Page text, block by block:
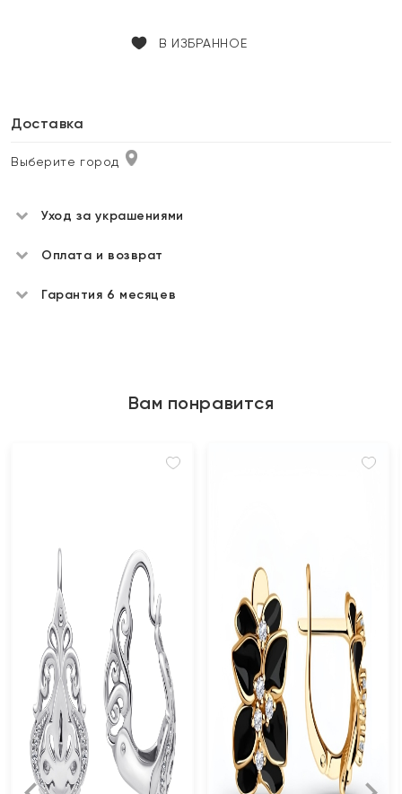
В ИЗБРАННОЕ
Доставка
Выберите город
Уход за украшениями
Оплата и возврат
Гарантия 6 месяцев
Вам понравится